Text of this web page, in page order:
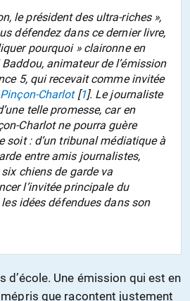
le président des ultra-riches »,
défendez dans ce dernier livre,
pourquoi» claironne en
animateur de l’émission
5, qui recevait comme invitée
Charlot[1]. Le journaliste
telle promesse, car en
Charlot ne pourra guère
soit : d’un tribunal médiatique à
entre amis journalistes,
chiens de garde va
l’invitée principale du
idées défendues dans son
d’école. Une émission qui est en
que racontent justement